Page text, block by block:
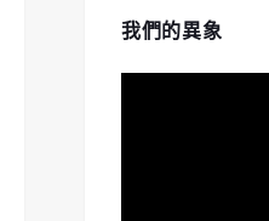
我們的異象